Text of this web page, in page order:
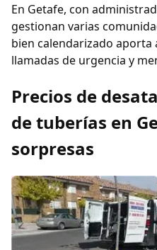
En Getafe, con
gestionan varias
bien calendarizado
llamadas de urgencia y
Precios de
de tuberías en
sorpresas